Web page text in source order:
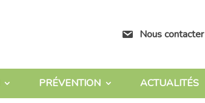
Nous contacter
PRÉVENTION ACTUALITÉS